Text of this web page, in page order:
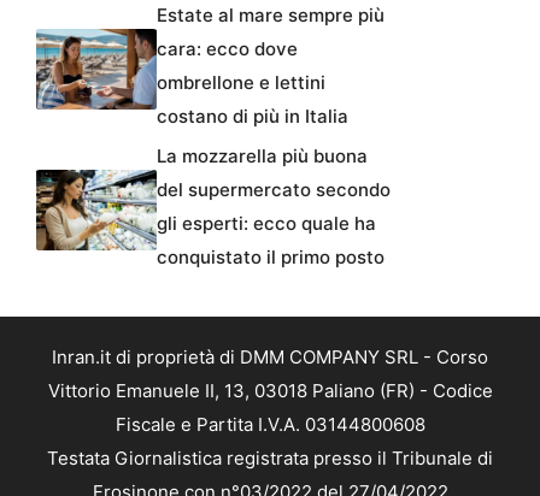
Estate al mare sempre più
cara: ecco dove
ombrellone e lettini
costano di più in Italia
La mozzarella più buona
del supermercato secondo
gli esperti: ecco quale ha
conquistato il primo posto
Inran.it di proprietà di DMM COMPANY SRL - Corso
Vittorio Emanuele II, 13, 03018 Paliano (FR) - Codice
Fiscale e Partita I.V.A. 03144800608
Testata Giornalistica registrata presso il Tribunale di